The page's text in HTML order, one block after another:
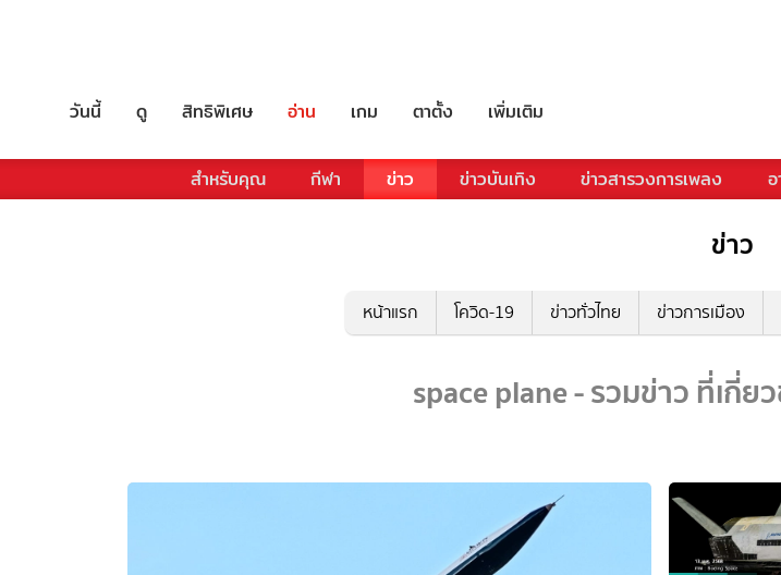
วันนี้ ดู สิทธิพิเศษ อ่าน เกม ตาตั้ง เพิ่มเติม
สำหรับคุณ กีฬา ข่าว ข่าวบันเทิง ข่าวสารวงการเพลง
ข่าว
หน้าแรก โควิด-19 ข่าวทั่วไทย ข่าวการเมือง
space plane - รวมข่าว ที่เกี่